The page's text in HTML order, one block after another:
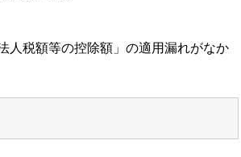
人税額等の控除額」の適用漏れがなか